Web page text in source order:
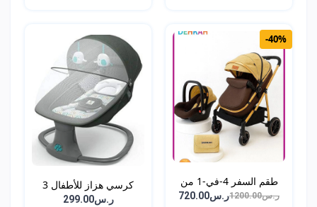
-40%
طقم السفر 4-في-1 من
DEH...
ر.س1200.00 ر.س720.00
كرسي هزاز للأطفال 3
في...ر.س299.00